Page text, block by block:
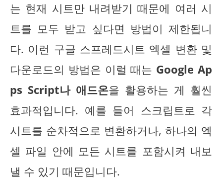
는 현재 시트만 내려받기 때문에 여러 시
트를 모두 받고 싶다면 방법이 제한됩니
다. 이런 구글 스프레드시트 엑셀 변환 및
다운로드의 방법은 이럴 때는 Google Ap
ps Script나 애드온을 활용하는 게 훨씬
효과적입니다. 예를 들어 스크립트로 각
시트를 순차적으로 변환하거나, 하나의 엑
셀 파일 안에 모든 시트를 포함시켜 내보
낼 수 있기 때문입니다.